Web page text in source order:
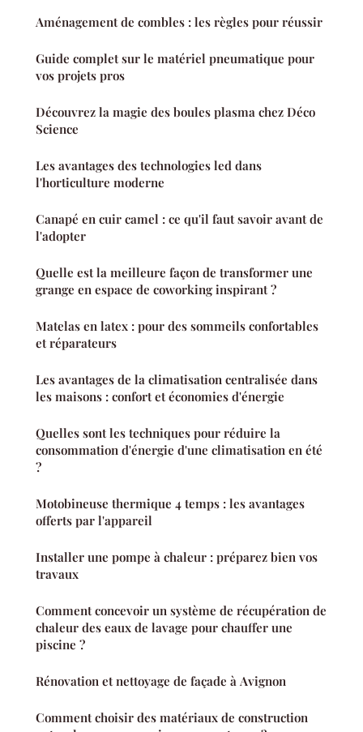
Aménagement de combles : les règles pour réussir
Guide complet sur le matériel pneumatique pour
vos projets pros
Découvrez la magie des boules plasma chez Déco
Science
Les avantages des technologies led dans
l'horticulture moderne
Canapé en cuir camel : ce qu'il faut savoir avant de
l'adopter
Quelle est la meilleure façon de transformer une
grange en espace de coworking inspirant ?
Matelas en latex : pour des sommeils confortables
et réparateurs
Les avantages de la climatisation centralisée dans
les maisons : confort et économies d'énergie
Quelles sont les techniques pour réduire la
consommation d'énergie d'une climatisation en été
?
Motobineuse thermique 4 temps : les avantages
offerts par l'appareil
Installer une pompe à chaleur : préparez bien vos
travaux
Comment concevoir un système de récupération de
chaleur des eaux de lavage pour chauffer une
piscine ?
Rénovation et nettoyage de façade à Avignon
Comment choisir des matériaux de construction